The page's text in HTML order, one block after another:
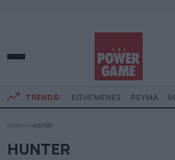
TRENDS: ΕΙΣΗΓΜΕΝΕΣ ΡΕΥΜΑ
ΑΡΧΙΚΗ » HUNTER
HUNTER